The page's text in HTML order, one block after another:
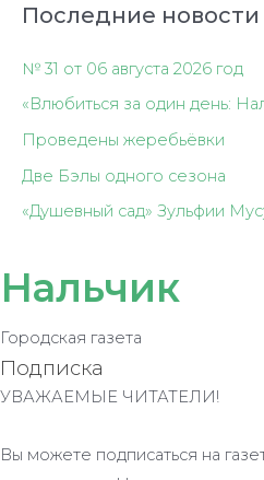
Последние новости
№ 31 от 06 августа 2026 год
«Влюбиться за один день:
Проведены жеребьёвки
Две Бэлы одного сезона
«Душевный сад» Зульфии
Нальчик
Городская газета
Подписка
УВАЖАЕМЫЕ ЧИТАТЕЛИ!
Вы можете подписаться на